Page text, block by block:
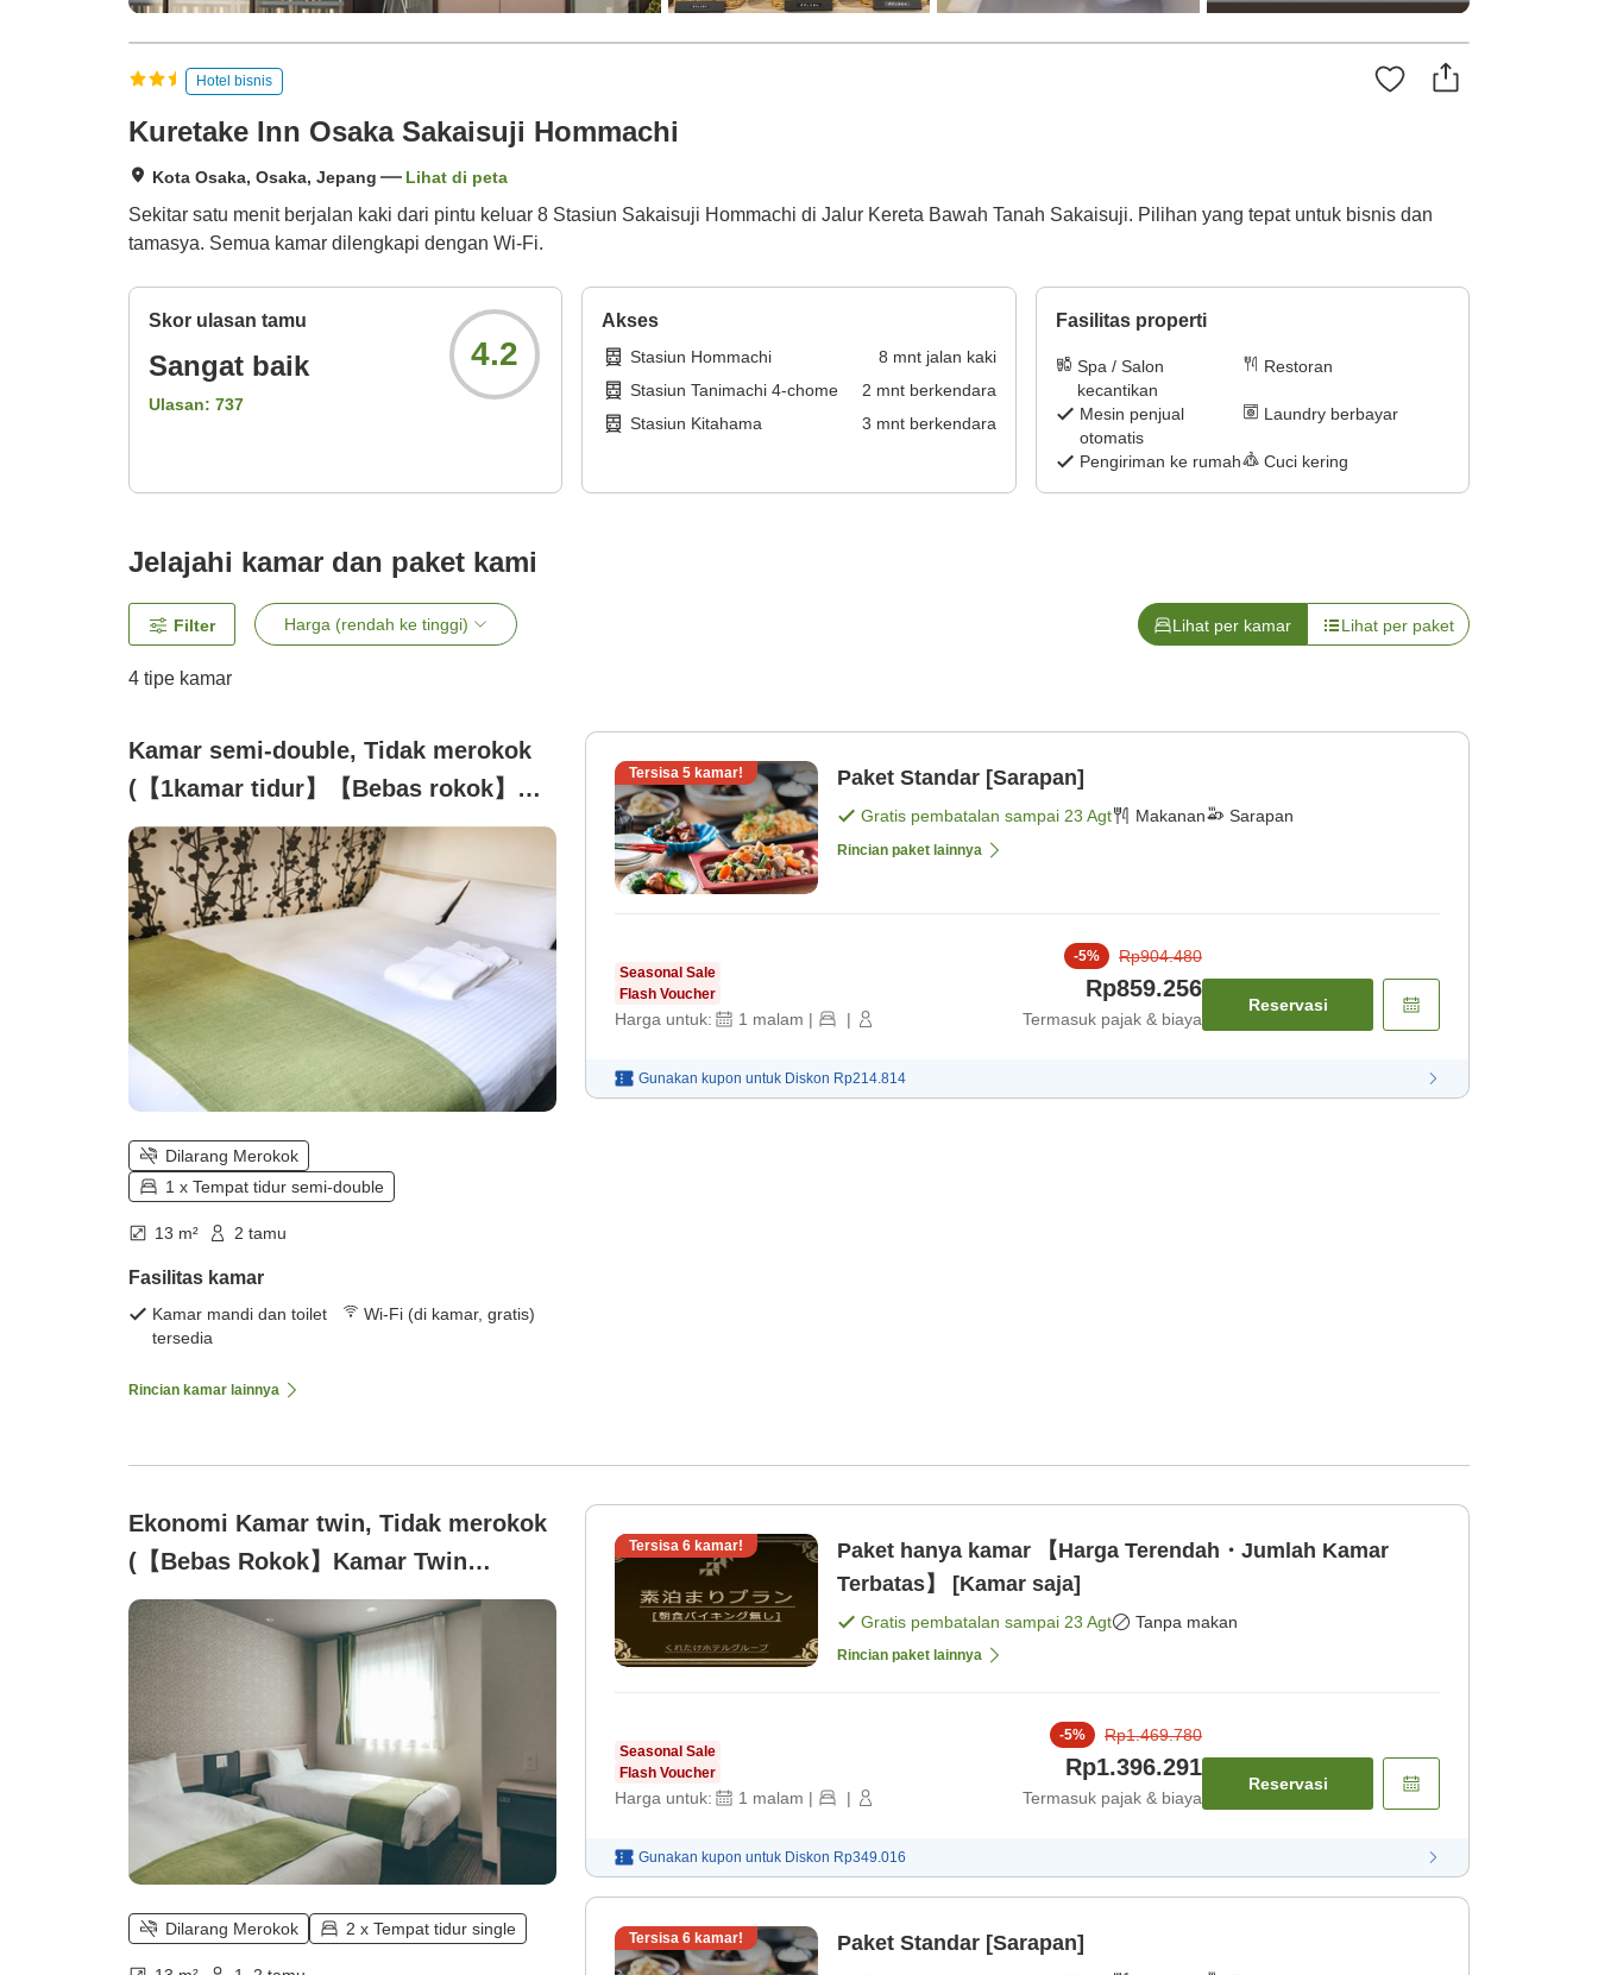
Hotel bisnis
Kuretake Inn Osaka Sakaisuji Hommachi
Kota Osaka, Osaka, Jepang Lihat di peta
Sekitar satu menit berjalan kaki dari pintu keluar 8 Stasiun Sakaisuji Hommachi di Jalur Kereta Bawah Tanah Sakaisuji. Pilihan yang tepat untuk bisnis dan
tamasya. Semua kamar dilengkapi dengan Wi-Fi.
Skor ulasan tamu
Sangat baik
Ulasan: 737
4.2
Akses
Stasiun Hommachi 8 mnt jalan kaki
Stasiun Tanimachi 4-chome
2 mnt berkendara
Stasiun Kitahama
3 mnt berkendara
Fasilitas properti
Spa / Salon
kecantikan
Restoran
Mesin penjual
otomatis
Laundry berbayar
Pengiriman ke rumah Cuci kering
Jelajahi kamar dan paket kami
Filter Harga (rendah ke tinggi) Lihat per kamar Lihat per paket
4 tipe kamar
Kamar semi-double, Tidak merokok
(【1kamar tidur】【Bebas rokok】
Semi-double)
Dilarang Merokok
1 x Tempat tidur semi-double
13 m² 2 tamu
Fasilitas kamar
Kamar mandi dan toilet
tersedia
Wi-Fi (di kamar, gratis)
Rincian kamar lainnya
Tersisa 5 kamar! Paket Standar [Sarapan]
Gratis pembatalan sampai 23 Agt Makanan Sarapan
Rincian paket lainnya
Seasonal Sale
Flash Voucher
Harga untuk: 1 malam | |
-5% Rp904.480
Rp859.256
Termasuk pajak & biaya
Reservasi
Gunakan kupon untuk Diskon Rp214.814
Ekonomi Kamar twin, Tidak merokok
(【Bebas Rokok】Kamar Twin
Ekonomi)
Dilarang Merokok 2 x Tempat tidur single
Tersisa 6 kamar!
Paket hanya kamar 【Harga Terendah・Jumlah Kamar
Terbatas】 [Kamar saja]
Gratis pembatalan sampai 23 Agt Tanpa makan
Rincian paket lainnya
Seasonal Sale
Flash Voucher
Harga untuk: 1 malam | |
-5% Rp1.469.780
Rp1.396.291
Termasuk pajak & biaya
Reservasi
Gunakan kupon untuk Diskon Rp349.016
Tersisa 6 kamar! Paket Standar [Sarapan]